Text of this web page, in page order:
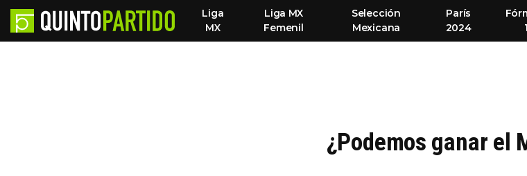
Liga
MX
Liga MX
Femenil
Selección
Mexicana
París
2024
1
¿Podemos ganar el